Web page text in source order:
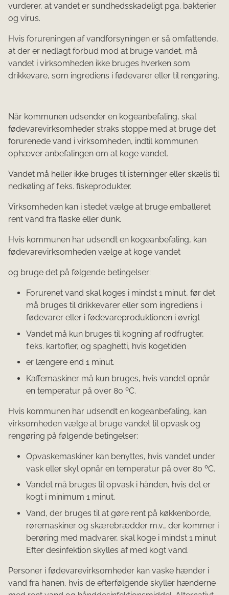
vurderer, at vandet er sundhedsskadeligt pga. bakterier
og virus.
Hvis forureningen af vandforsyningen er så omfattende,
at der er nedlagt forbud mod at bruge vandet, må
vandet i virksomheden ikke bruges hverken som
drikkevare, som ingrediens i fødevarer eller til rengøring.
Når kommunen udsender en kogeanbefaling, skal
fødevarevirksomheder straks stoppe med at bruge det
forurenede vand i virksomheden, indtil kommunen
ophæver anbefalingen om at koge vandet.
Vandet må heller ikke bruges til isterninger eller skælis til
nedkøling af f.eks. fiskeprodukter.
Virksomheden kan i stedet vælge at bruge emballeret
rent vand fra flaske eller dunk.
Hvis kommunen har udsendt en kogeanbefaling, kan
fødevarevirksomheden vælge at koge vandet
og bruge det på følgende betingelser:
Forurenet vand skal koges i mindst 1 minut, før det
må bruges til drikkevarer eller som ingrediens i
fødevarer eller i fødevareproduktionen i øvrigt
Vandet må kun bruges til kogning af rodfrugter,
f.eks. kartofler, og spaghetti, hvis kogetiden
er længere end 1 minut.
Kaffemaskiner må kun bruges, hvis vandet opnår
en temperatur på over 80 ºC.
Hvis kommunen har udsendt en kogeanbefaling, kan
virksomheden vælge at bruge vandet til opvask og
rengøring på følgende betingelser:
Opvaskemaskiner kan benyttes, hvis vandet under
vask eller skyl opnår en temperatur på over 80 ºC.
Vandet må bruges til opvask i hånden, hvis det er
kogt i minimum 1 minut.
Vand, der bruges til at gøre rent på køkkenborde,
røremaskiner og skærebrædder m.v., der kommer i
berøring med madvarer, skal koge i mindst 1 minut.
Efter desinfektion skylles af med kogt vand.
Personer i fødevarevirksomheder kan vaske hænder i
vand fra hanen, hvis de efterfølgende skyller hænderne